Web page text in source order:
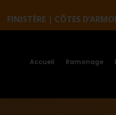
FINISTÈRE | CÔTES
Accueil Ramonage